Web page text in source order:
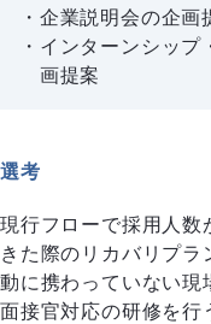
企業説明会の企画
インターンシップ
画提案
選考
現行フローで採用人数
きた際のリカバリプ
動に携わっていない現
面接官対応の研修を行